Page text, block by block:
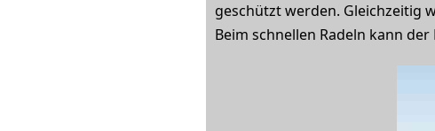
geschützt werden. Gleichzeitig
Beim schnellen Radeln kann